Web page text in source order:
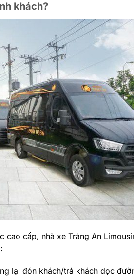
khách?
cao cấp, nhà xe Tràng An
lại đón khách/trả khách dọc